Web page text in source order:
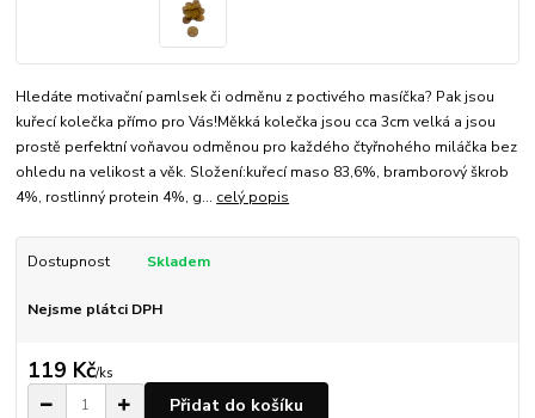
Hledáte motivační pamlsek či odměnu z poctivého masíčka? Pak jsou
kuřecí kolečka přímo pro Vás!Měkká kolečka jsou cca 3cm velká a jsou
prostě perfektní voňavou odměnou pro každého čtyřnohého miláčka bez
ohledu na velikost a věk. Složení:kuřecí maso 83,6%, bramborový škrob
4%, rostlinný protein 4%, g... celý popis
Dostupnost Skladem
Nejsme plátci DPH
119 Kč/ks
Přidat do košíku